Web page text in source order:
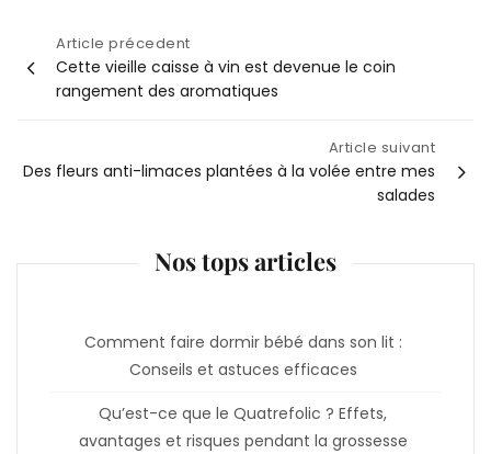
Navigation
l’article
Article précedent
Cette vieille caisse à vin est devenue le coin
rangement des aromatiques
Article suivant
Des fleurs anti-limaces plantées à la volée entre mes
salades
Nos tops articles
Comment faire dormir bébé dans son lit :
Conseils et astuces efficaces
Qu’est-ce que le Quatrefolic ? Effets,
avantages et risques pendant la grossesse